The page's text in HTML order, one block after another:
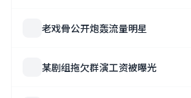
老戏骨公开炮轰流量明星
某剧组拖欠群演工资被曝光